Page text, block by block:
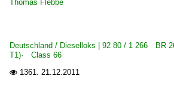
Thomas Flebbe
Deutschland / Dieselloks | 92 80 / 1 266 BR
T1)· Class 66
 1361. 21.12.2011